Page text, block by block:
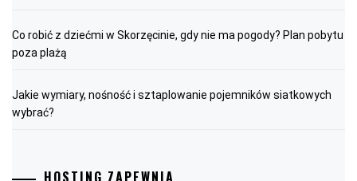
Co robić z dziećmi w Skorzęcinie, gdy nie ma pogody? Plan pobytu
poza plażą
Jakie wymiary, nośność i sztaplowanie pojemników siatkowych
wybrać?